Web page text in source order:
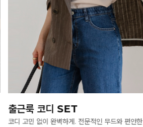
여름 원피스의 모든 것
출근부터 모임, 여행까지 활용도 높은 원피스 모음